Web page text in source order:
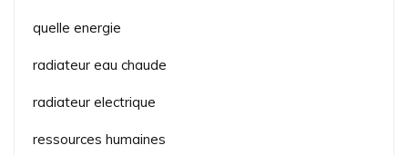
quelle energie
radiateur eau chaude
radiateur electrique
ressources humaines